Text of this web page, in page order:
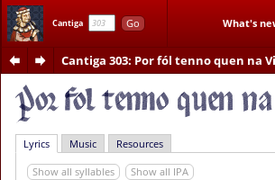
Cantiga Go What's
Cantiga 303: Por fól tenno quen na
Lyrics Music Resources
Show all syllables
Show all IPA